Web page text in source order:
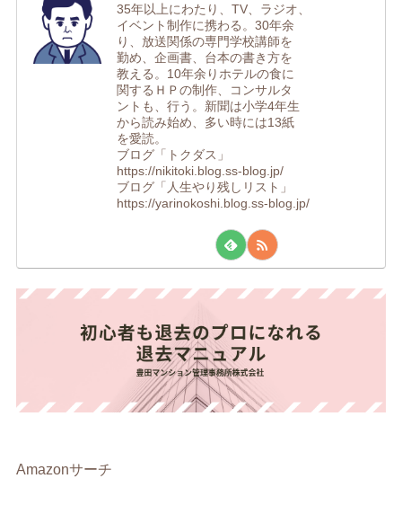
35年以上にわたり、TV、ラジオ、
イベント制作に携わる。30年余
り、放送関係の専門学校講師を
勤め、企画書、台本の書き方を
教える。10年余りホテルの食に
関するＨＰの制作、コンサルタ
ントも、行う。新聞は小学4年生
から読み始め、多い時には13紙
を愛読。
ブログ「トクダス」
https://nikitoki.blog.ss-blog.jp/
ブログ「人生やり残しリスト」
https://yarinokoshi.blog.ss-blog.jp/
Amazonサーチ